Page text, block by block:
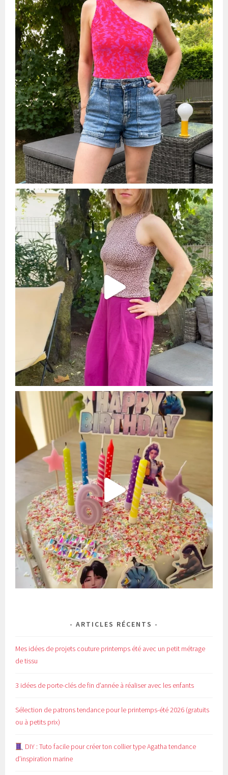
ARTICLES RÉCENTS
Mes idées de projets couture printemps été avec un petit métrage
de tissu
3 idées de porte-clés de fin d’année à réaliser avec les enfants
Sélection de patrons tendance pour le printemps-été 2026 (gratuits
ou à petits prix)
DIY : Tuto facile pour créer ton collier type Agatha tendance
d’inspiration marine